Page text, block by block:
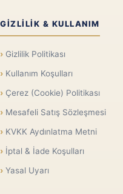
GIZLILIK & KULLANIM
Gizlilik Politikası
Kullanım Koşulları
Çerez (Cookie) Politikası
Mesafeli Satış Sözleşmesi
KVKK Aydınlatma Metni
İptal & İade Koşulları
Yasal Uyarı